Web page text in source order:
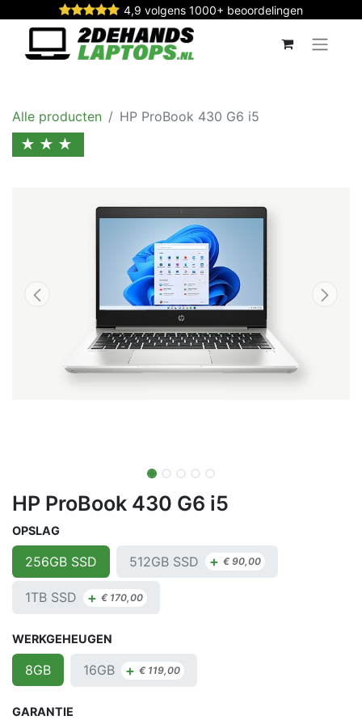
4,9 volgens 1000+ beoordelingen
Alle producten HP ProBook 430 G6 i5
★★★
HP ProBook 430 G6 i5
OPSLAG
256GB SSD 512GB SSD + €90,00
1TB SSD + € 170,00
WERKGEHEUGEN
8GB 16GB + € 119,00
GARANTIE